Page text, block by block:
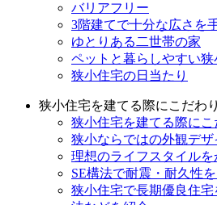
バリアフリー
3階建てで十分な広さを
ゆとりある二世帯の家
ペットと暮らしやすい狭
狭小住宅の日当たり
狭小住宅を建てる際にこだわ
狭小住宅を建てる際に
狭小ならではの外観デザ
理想のライフスタイル
SE構法で耐震・耐久性
狭小住宅で長期優良住